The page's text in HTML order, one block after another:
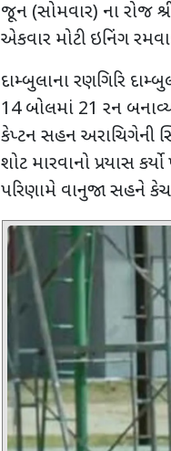
જૂન (સોમવાર) ના રોજ
એકવાર મોટી ઇનિંગ
દામ્બુલાના રણગિરિ
14 બોલમાં 21 રન
કેપ્ટન સહન અરાચિગેની
શોટ મારવાનો પ્રયાસ
પરિણામે વાનુજા સહને